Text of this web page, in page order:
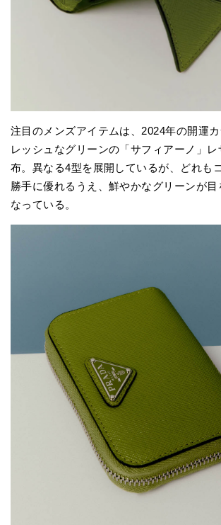
注目のメンズアイテムは、2024年の開運
レッシュなグリーンの「サフィアーノ」
布。異なる4型を展開しているが、どれも
勝手に優れるうえ、鮮やかなグリーンが目
なっている。